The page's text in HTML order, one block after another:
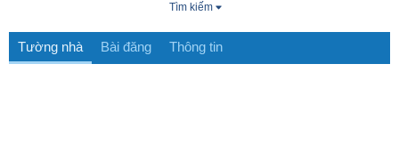
Tìm kiếm
Tường nhà Bài đăng Thông tin